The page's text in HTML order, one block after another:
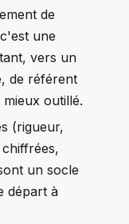
de
une
vers un
de référent
outillé.
(rigueur,
un socle
départ à